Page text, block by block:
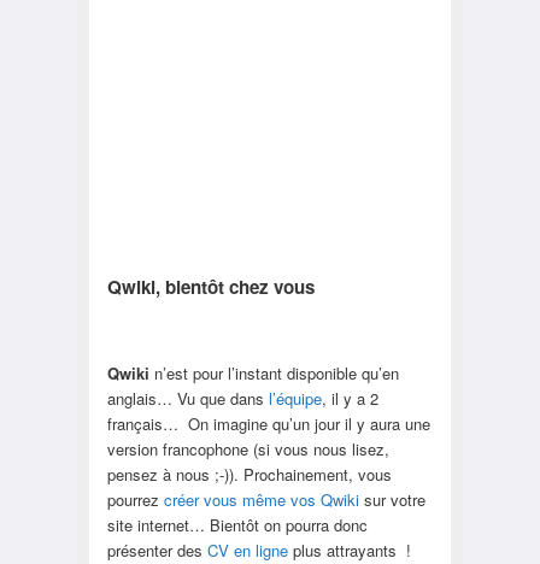
Qwiki, bientôt chez vous
Qwiki n’est pour l’instant disponible qu’en
anglais… Vu que dans l’équipe, il y a 2
français… On imagine qu’un jour il y aura une
version francophone (si vous nous lisez,
pensez à nous ;-)). Prochainement, vous
pourrez créer vous même vos Qwikisur votre
site internet… Bientôt on pourra donc
présenter des CV en ligneplus attrayants !